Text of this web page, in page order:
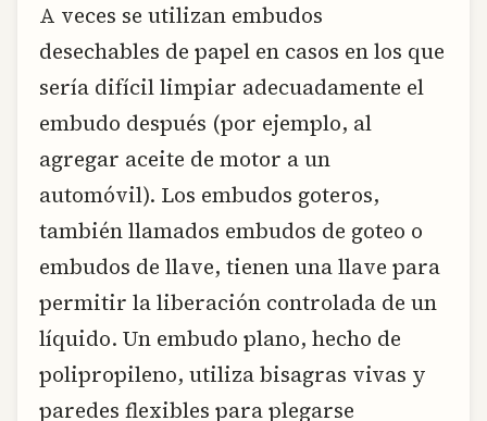
A veces se utilizan embudos
desechables de papel en casos en los que
sería difícil limpiar adecuadamente el
embudo después (por ejemplo, al
agregar aceite de motor a un
automóvil). Los embudos goteros,
también llamados embudos de goteo o
embudos de llave, tienen una llave para
permitir la liberación controlada de un
líquido. Un embudo plano, hecho de
polipropileno, utiliza bisagras vivas y
paredes flexibles para plegarse